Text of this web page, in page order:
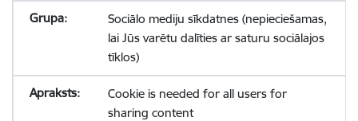
Sociālo mediju sīkdatnes (nepieciešamas,
lai Jūs varētu dalīties ar saturu sociālajos
tīklos)
Cookie is needed for all users for
sharing content